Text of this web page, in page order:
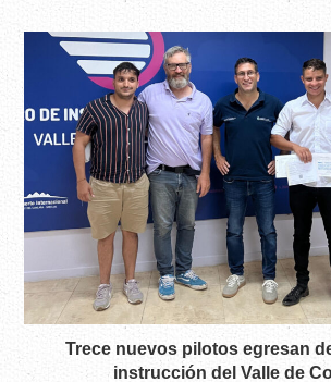
Trece nuevos pilotos egresan
instrucción del Valle de